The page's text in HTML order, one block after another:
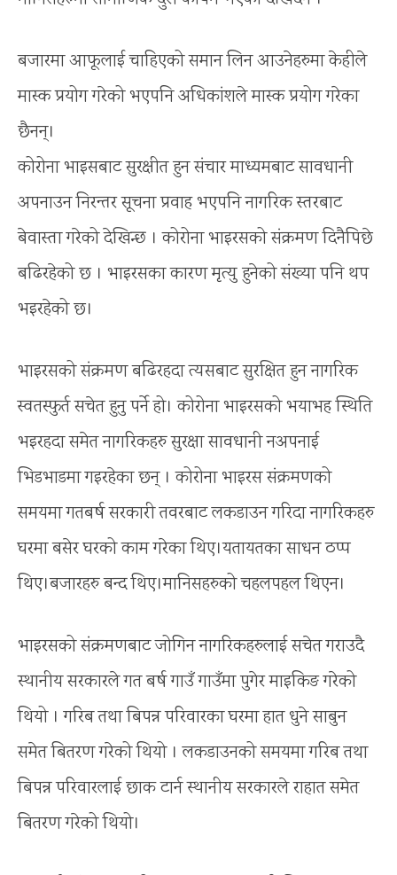
बजारमा आफूलाई चाहिएको समान लिन आउनेहरुमा केहीले
मास्क प्रयोग गरेको भएपनि अधिकांशले मास्क प्रयोग गरेका
छैनन्।
कोरोना भाइसबाट सुरक्षीत हुन संचार माध्यमबाट सावधानी
अपनाउन निरन्तर सूचना प्रवाह भएपनि नागरिक स्तरबाट
बेवास्ता गरेको देखिन्छ । कोरोना भाइरसको संक्रमण दिनैपिछे
बढिरहेको छ । भाइरसका कारण मृत्यु हुनेको संख्या पनि थप
भइरहेको छ।
भाइरसको संक्रमण बढिरहदा त्यसबाट सुरक्षित हुन नागरिक
स्वतस्फुर्त सचेत हुनु पर्ने हो। कोरोना भाइरसको भयाभह स्थिति
भइरहदा समेत नागरिकहरु सुरक्षा सावधानी नअपनाई
भिडभाडमा गइरहेका छन् । कोरोना भाइरस संक्रमणको
समयमा गतबर्ष सरकारी तवरबाट लकडाउन गरिदा नागरिकहरु
घरमा बसेर घरको काम गरेका थिए।यतायतका साधन ठप्प
थिए।बजारहरु बन्द थिए।मानिसहरुको चहलपहल थिएन।
भाइरसको संक्रमणबाट जोगिन नागरिकहरुलाई सचेत गराउदै
स्थानीय सरकारले गत बर्ष गाउँ गाउँमा पुगेर माइकिङ गरेको
थियो । गरिब तथा बिपन्न परिवारका घरमा हात धुने साबुन
समेत बितरण गरेको थियो । लकडाउनको समयमा गरिब तथा
बिपन्न परिवारलाई छाक टार्न स्थानीय सरकारले राहात समेत
बितरण गरेको थियो।